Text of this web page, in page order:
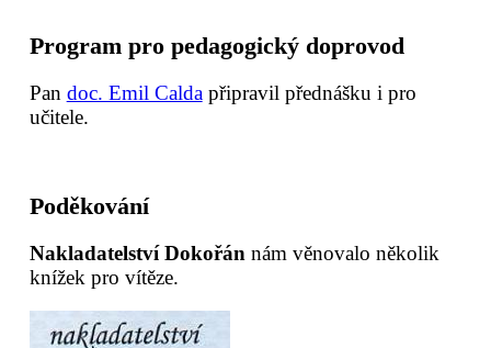
Program pro pedagogický doprovod
Pan doc. Emil Caldapřipravil přednášku i pro
učitele.
Poděkování
Nakladatelství Dokořán nám věnovalo několik
knížek pro vítěze.